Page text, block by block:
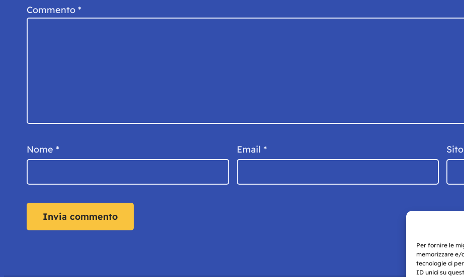
Per fornire le
memorizzare e/
tecnologie ci
ID unici su
Commento *
Nome * Email *